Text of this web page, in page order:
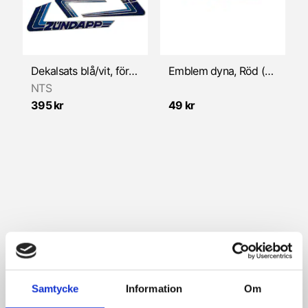
Samtycke Information Om
Växelmekanism
Dekalsats blå/vit, för röd moped (Zündapp CS50)
NTS
395 kr
Emblem dyna, Röd (Zündapp)
49 kr